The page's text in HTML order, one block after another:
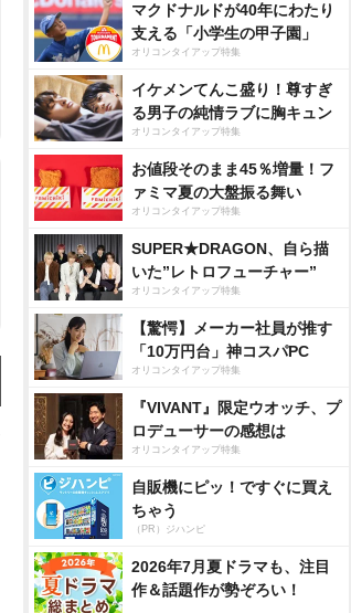
マクドナルドが40年にわたり
支える「小学生の甲子園」
オリコンタイアップ特集
イケメンてんこ盛り！尊すぎ
る男子の純情ラブに胸キュン
オリコンタイアップ特集
お値段そのまま45％増量！フ
ァミマ夏の大盤振る舞い
オリコンタイアップ特集
SUPER★DRAGON、自ら描
いた”レトロフューチャー”
オリコンタイアップ特集
【驚愕】メーカー社員が推す
「10万円台」神コスパPC
オリコンタイアップ特集
『VIVANT』限定ウオッチ、プ
ロデューサーの感想は
オリコンタイアップ特集
自販機にピッ！ですぐに買え
ちゃう
（PR）ジハンピ
2026年7月夏ドラマも、注目
作＆話題作が勢ぞろい！